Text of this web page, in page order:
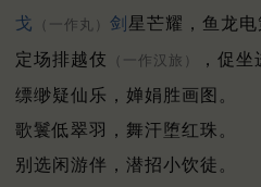
戈
（一作丸） 剑 星芒耀，鱼龙电
定场排越伎
（一作汉旅）
，促坐
缥缈疑仙乐，婵娟胜画图。
歌鬟低翠羽，舞汗堕红珠。
别选闲游伴，潜招小饮徒。